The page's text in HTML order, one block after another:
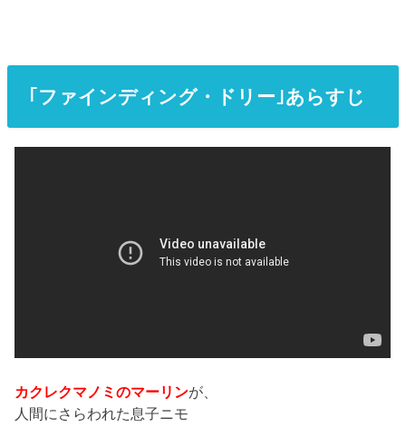
｢ファインディング・ドリー｣あらすじ
カクレクマノミのマーリンが、
人間にさらわれた息子ニモ